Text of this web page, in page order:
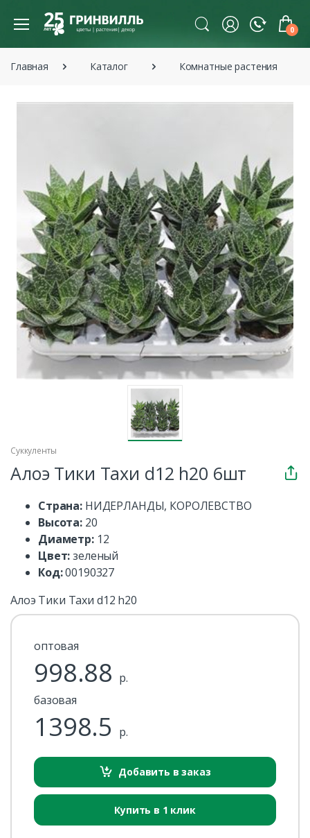
0
Главная Каталог Комнатные растения
Суккуленты
Алоэ Тики Тахи d12 h20 6шт
Страна: НИДЕРЛАНДЫ, КОРОЛЕВСТВО
Высота: 20
Диаметр: 12
Цвет:зеленый
Код:00190327
Алоэ Тики Тахи d12 h20
оптовая
998.88 р.
базовая
1398.5 р.
Добавить в заказ
Купить в 1 клик